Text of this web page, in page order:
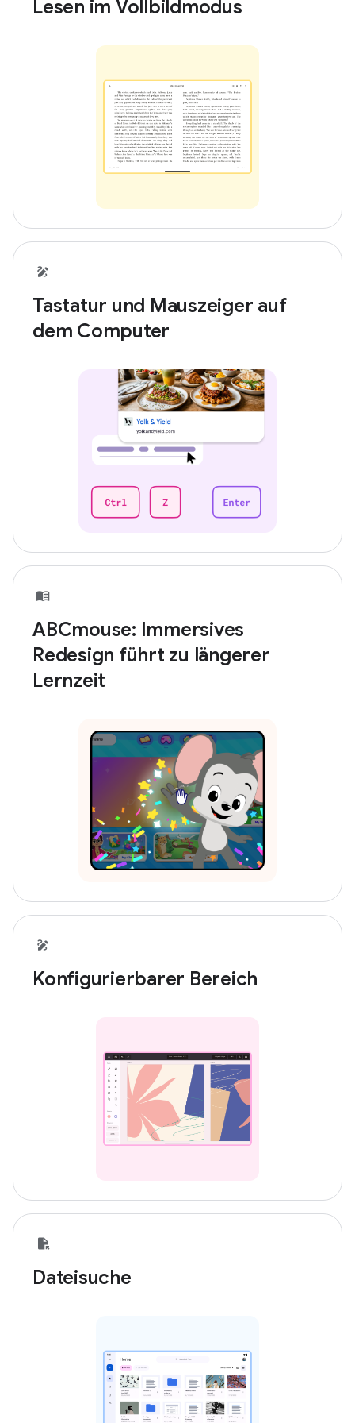
Lesen im Vollbildmodus
Tastatur und Mauszeiger auf
dem Computer
ABCmouse: Immersives
Redesign führt zu längerer
Lernzeit
Konfigurierbarer Bereich
Dateisuche